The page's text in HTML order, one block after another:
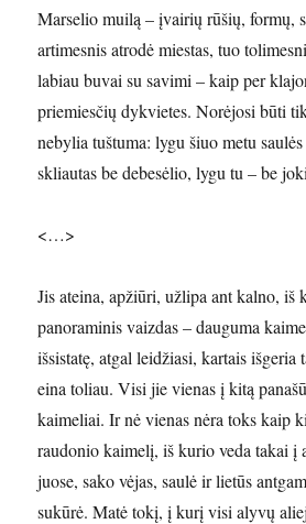
Marselio muilą – įvairių rūšių, formų,
artimesnis atrodė miestas, tuo
labiau buvai su savimi – kaip per
priemiesčių dykvietes. Norėjosi būti
nebylia tuštuma: lygu šiuo metu
skliautas be debesėlio, lygu tu – be
<…>
Jis ateina, apžiūri, užlipa ant kalno, iš
panoraminis vaizdas – dauguma
išsistatę, atgal leidžiasi, kartais
eina toliau. Visi jie vienas į kitą
kaimeliai. Ir nė vienas nėra toks kaip
raudonio kaimelį, iš kurio veda takai į
juose, sako vėjas, saulė ir lietūs
sukūrė. Matė tokį, į kurį visi alyvų